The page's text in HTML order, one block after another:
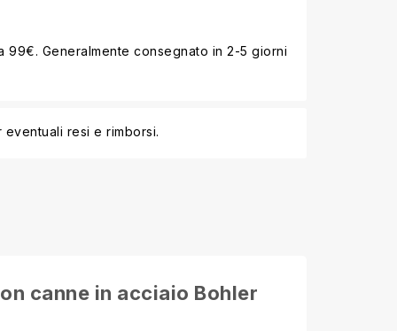
Generalmente consegnato in 2-5 giorni
eventuali resi e rimborsi.
canne in acciaio Bohler